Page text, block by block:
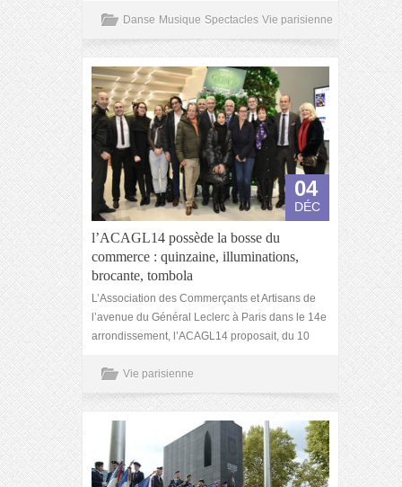
Danse Musique Spectacles Vie parisienne
04
DÉC
l’ACAGL14 possède la bosse du
commerce : quinzaine, illuminations,
brocante, tombola
L’Association des Commerçants et Artisans de
l’avenue du Général Leclerc à Paris dans le 14e
arrondissement, l’ACAGL14 proposait, du 10
Vie parisienne